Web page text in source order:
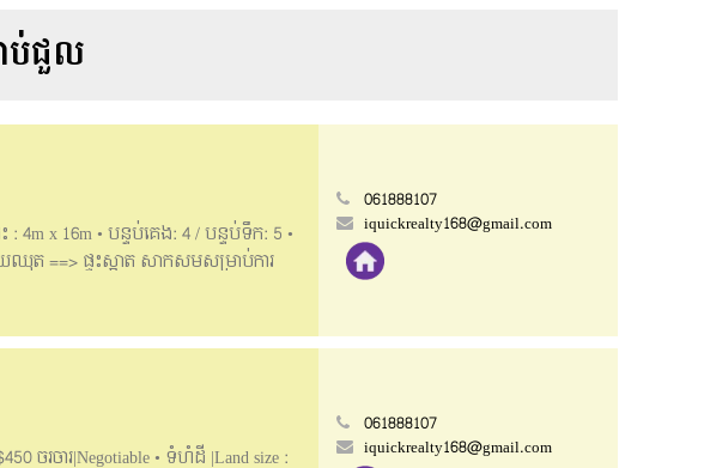
ាប់ជួល
4m x 16m • បន្ទប់គេង: 4 / បន្ទប់ទឹក: 5 •
ត ==> ផ្ទះស្អាត សាកសមសម្រាប់ការ
5 • In front : 3m / Back: 1m •
Comfortable, Security, Good
/061888105/ 061888107 /
061888107
iquickrealty168@gmail.com
ចរចារ|Negotiable • ទំហំដី |Land size :
061888107
iquickrealty168@gmail.com